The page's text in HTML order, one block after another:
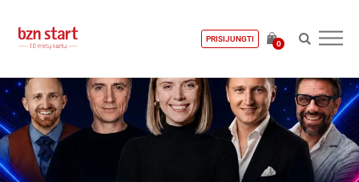
PRISIJUNGTI
0